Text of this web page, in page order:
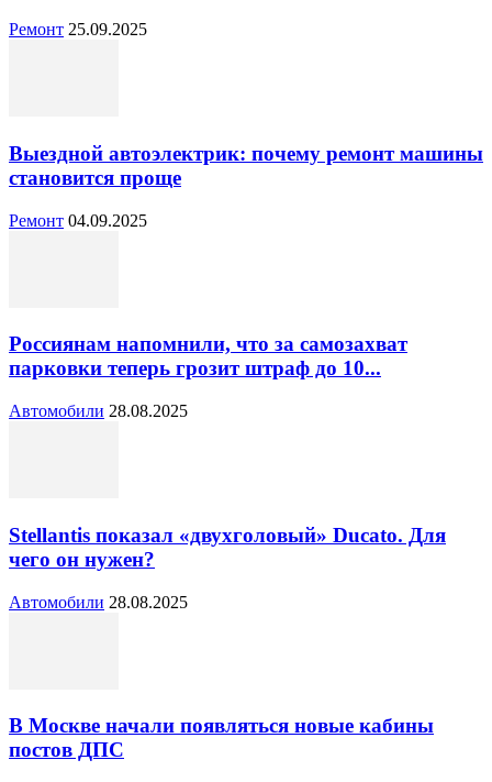
Ремонт 25.09.2025
Выездной автоэлектрик: почему ремонт машины
становится проще
Ремонт 04.09.2025
Россиянам напомнили, что за самозахват
парковки теперь грозит штраф до 10...
Автомобили 28.08.2025
Stellantis показал «двухголовый» Ducato. Для
чего он нужен?
Автомобили 28.08.2025
В Москве начали появляться новые кабины
постов ДПС